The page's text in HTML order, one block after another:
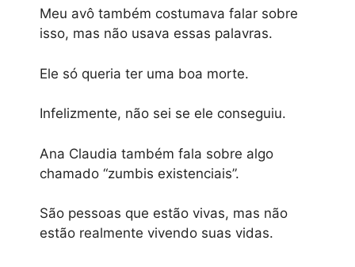
Meu avô também costumava falar sobre
isso, mas não usava essas palavras.
Ele só queria ter uma boa morte.
Infelizmente, não sei se ele conseguiu.
Ana Claudia também fala sobre algo
chamado “zumbis existenciais”.
São pessoas que estão vivas, mas não
estão realmente vivendo suas vidas.